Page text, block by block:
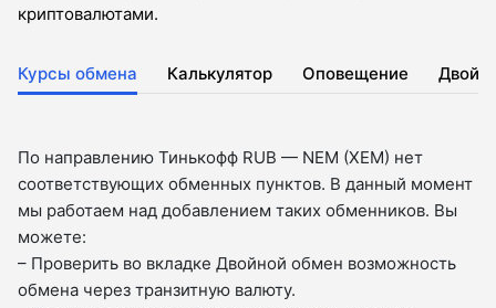
криптовалютами.
Курсы обмена Калькулятор Оповещение
По направлению Тинькофф RUB — NEM (XEM) нет
соответствующих обменных пунктов. В данный момент
мы работаем над добавлением таких обменников. Вы
можете:
– Проверить во вкладкe Двойной обмен возможность
обмена через транзитную валюту.